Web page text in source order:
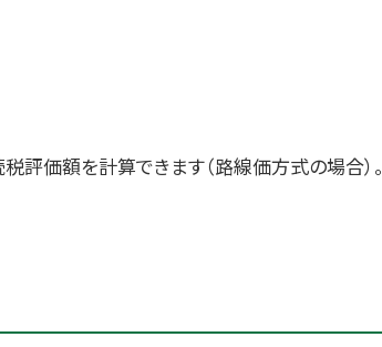
価額を計算できます（路線価方式の場合）。